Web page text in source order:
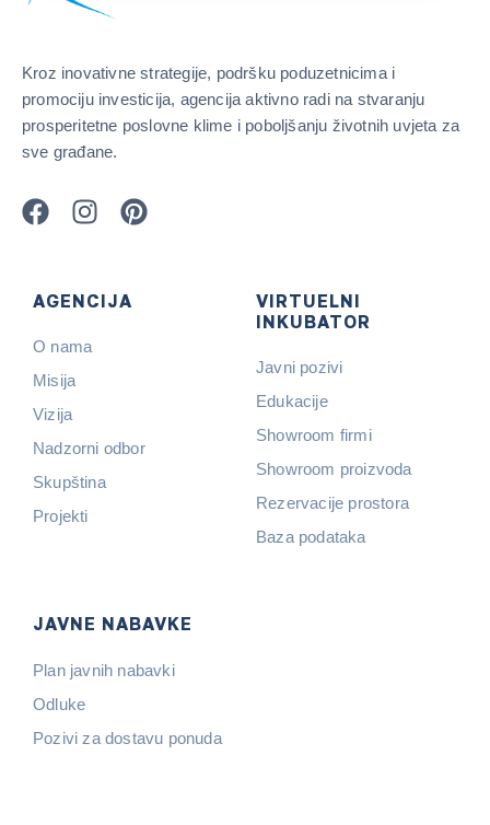
Kroz inovativne strategije, podršku poduzetnicima i
promociju investicija, agencija aktivno radi na stvaranju
prosperitetne poslovne klime i poboljšanju životnih uvjeta za
sve građane.
AGENCIJA
O nama
Misija
Vizija
Nadzorni odbor
Skupština
Projekti
VIRTUELNI
INKUBATOR
Javni pozivi
Edukacije
Showroom firmi
Showroom proizvoda
Rezervacije prostora
Baza podataka
JAVNE NABAVKE
Plan javnih nabavki
Odluke
Pozivi za dostavu ponuda